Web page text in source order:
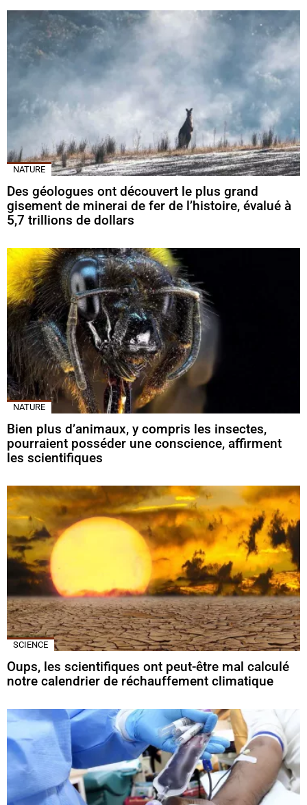
NATURE
Des géologues ont découvert le plus grand
gisement de minerai de fer de l’histoire, évalué à
5,7 trillions de dollars
NATURE
Bien plus d’animaux, y compris les insectes,
pourraient posséder une conscience, affirment
les scientifiques
SCIENCE
Oups, les scientifiques ont peut-être mal calculé
notre calendrier de réchauffement climatique